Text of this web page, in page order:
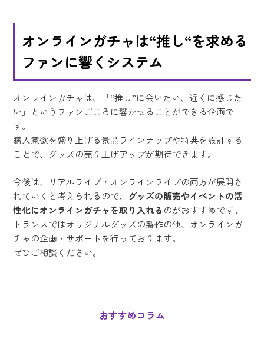
オンラインガチャは“推し“を求める
ファンに響くシステム
オンラインガチャは、「“推し”に会いたい、近くに感じた
い」というファンごころに響かせることができる企画で
す。
購入意欲を盛り上げる景品ラインナップや特典を設計する
ことで、グッズの売り上げアップが期待できます。
今後は、リアルライブ・オンラインライブの両方が展開さ
れていくと考えられるので、 グッズの販売やイベントの活
性化にオンラインガチャを取り入れる のがおすすめです。
トランスではオリジナルグッズの製作の他、オンラインガ
チャの企画・サポートを行っております。
ぜひご相談ください。
おすすめコラム